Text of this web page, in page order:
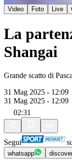
Video Foto Live
La
Shangai
Grande scatto di
31 Mag 2025 - 12:09
31 Mag 2025 - 12:09
02:31
Segui
whatsapp